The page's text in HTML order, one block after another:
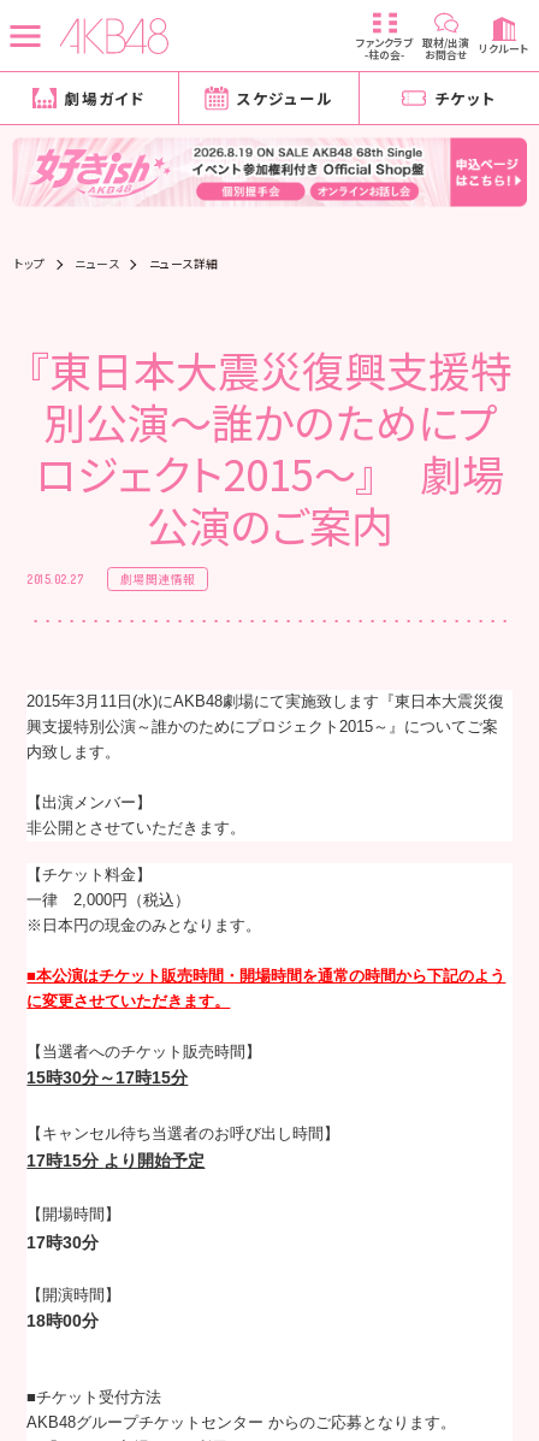
ファンクラブ
-柱の会-
取材/出演
お問合せ リクルート
劇場ガイド スケジュール チケット
トップ ニュース ニュース詳細
『東日本大震災復興支援特
別公演～誰かのためにプ
ロジェクト2015～』 劇場
公演のご案内
2015.02.27 劇場関連情報
2015年3月11日(水)にAKB48劇場にて実施致します『東日本大震災復
興支援特別公演～誰かのためにプロジェクト2015～』についてご案
内致します。
【出演メンバー】
非公開とさせていただきます。
【チケット料金】
一律 2,000円（税込）
※日本円の現金のみとなります。
■本公演はチケット販売時間・開場時間を通常の時間から下記のよう
に変更させていただきます。
【当選者へのチケット販売時間】
15時30分～17時15分
【キャンセル待ち当選者のお呼び出し時間】
17時15分 より開始予定
【開場時間】
17時30分
【開演時間】
18時00分
■チケット受付方法
AKB48グループチケットセンター からのご応募となります。